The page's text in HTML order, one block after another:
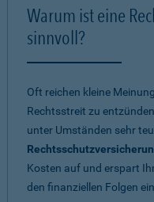
Warum ist eine
sinnvoll?
Oft reichen kleine
Rechtsstreit zu
unter Umständen sehr
Kosten auf und erspart
den finanziellen Folgen